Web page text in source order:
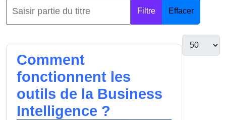
Filtre Effacer
Comment
fonctionnent les
outils de la Business
Intelligence ?